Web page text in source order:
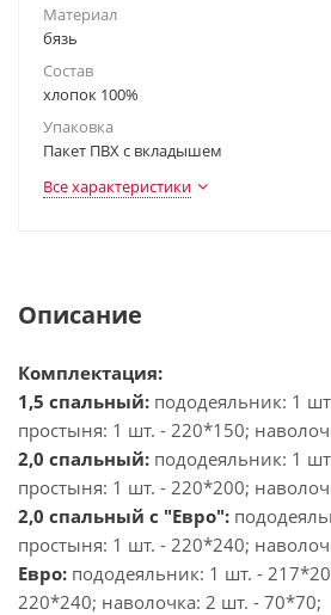
Материал
бязь
Состав
хлопок 100%
Упаковка
Пакет ПВХ с вкладышем
Все характеристики
Описание
Комплектация:
1,5 спальный: пододеяльник: 1
простыня: 1 шт. - 220*150;
2,0 спальный: пододеяльник: 1
простыня: 1 шт. - 220*200;
2,0 спальный с "Евро":
простыня: 1 шт. - 220*240;
Евро: пододеяльник: 1 шт. -
220*240; наволочка: 2 шт. - 70*70;